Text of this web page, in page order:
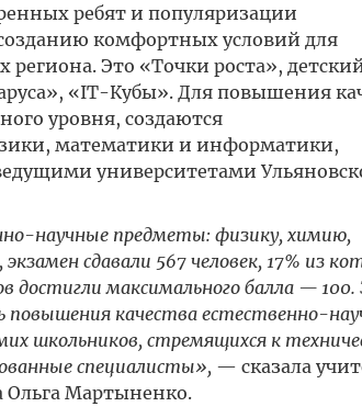
ребят и популяризации
комфортных условий для
Это «Точки роста»,
«IT-Кубы». Для повышения
уровня, создаются
математики и информатики,
университетами
научные предметы: физику, химию,
сдавали 567 человек, 17% из
достигли максимального балла —
качества естественно-
школьников, стремящихся к
специалисты»,— сказала
Мартыненко.